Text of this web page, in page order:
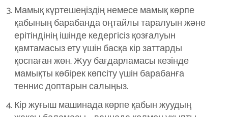
Мамық күртешеңіздің немесе мамық көрпе
қабының барабанда оңтайлы таралуын және
ерітіндінің ішінде кедергісіз қозғалуын
қамтамасыз ету үшін басқа кір заттарды
қоспаған жөн. Жуу бағдарламасы кезінде
мамықты көбірек көпсіту үшін барабанға
теннис доптарын салыңыз.
Кір жуғыш машинада көрпе қабын жуудың